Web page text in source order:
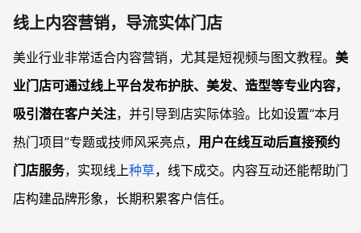
线上内容营销，导流实体门店
美业行业非常适合内容营销，尤其是短视频与图文教程。 美
业门店可通过线上平台发布护肤、美发、造型等专业内容，
吸引潜在客户关注，并引导到店实际体验。比如设置“本月
热门项目”专题或技师风采亮点， 用户在线互动后直接预约
门店服务，实现线上种草，线下成交。内容互动还能帮助门
店构建品牌形象，长期积累客户信任。